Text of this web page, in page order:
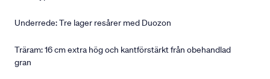
Underrede: Tre lager resårer med Duozon
Träram: 16 cm extra hög och kantförstärkt från obehandlad
gran